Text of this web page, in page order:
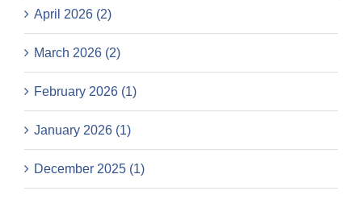
April 2026 (2)
March 2026 (2)
February 2026 (1)
January 2026 (1)
December 2025 (1)